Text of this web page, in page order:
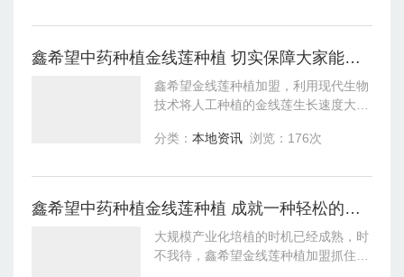
植，适应性更
鑫希望中药种植金线莲种植 切实保障大家能轻松获利
鑫希望金线莲种植加盟，利用现代生物
技术将人工种植的金线莲生长速度大大
线莲种植加盟不管是短期收益还是长期
来也比
分类： 本地资讯 浏览：176次
鑫希望中药种植金线莲种植 成就一种轻松的创业方式
大规模产业化培植的时机已经成熟，时
不我待，鑫希望金线莲种植加盟抓住这